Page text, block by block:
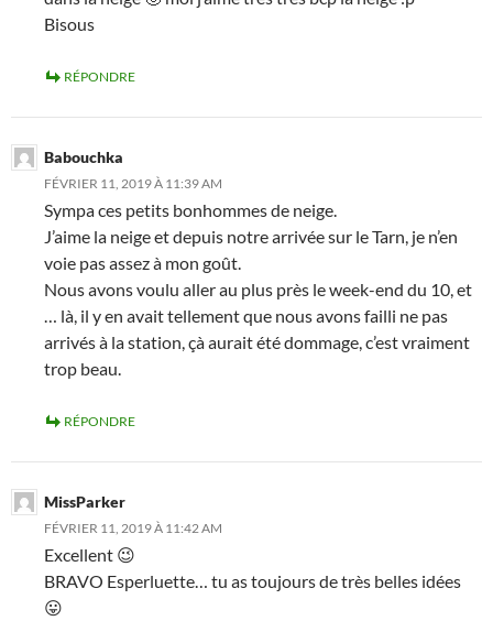
Bisous
RÉPONDRE
Babouchka
FÉVRIER 11, 2019 À 11:39 AM
Sympa ces petits bonhommes de neige.
J’aime la neige et depuis notre arrivée sur le Tarn, je n’en
voie pas assez à mon goût.
Nous avons voulu aller au plus près le week-end du 10, et
… là, il y en avait tellement que nous avons failli ne pas
arrivés à la station, çà aurait été dommage, c’est vraiment
trop beau.
RÉPONDRE
MissParker
FÉVRIER 11, 2019 À 11:42 AM
Excellent 😉
BRAVO Esperluette… tu as toujours de très belles idées
😛